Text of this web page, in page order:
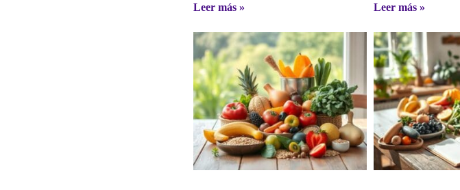
Leer más »
Leer más »